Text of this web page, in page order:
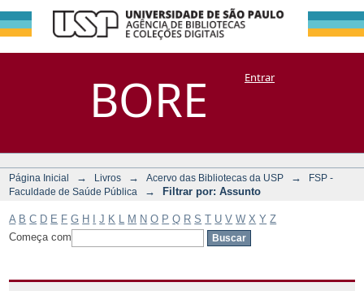
BORE
Filtrar por:
Assunto
DSpace/Manakin + CoriscoEntrar
Página Inicial → Livros → Acervo das Bibliotecas da USP →
FSP -
Faculdade de Saúde Pública
→ Filtrar por: Assunto
A B C D E F G H J K M N O P Q R S T U V W X Y Z
Começa com